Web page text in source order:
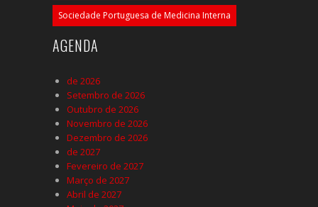
Sociedade Portuguesa de Medicina Interna
AGENDA
de 2026
Setembro de 2026
Outubro de 2026
Novembro de 2026
Dezembro de 2026
de 2027
Fevereiro de 2027
Março de 2027
Abril de 2027